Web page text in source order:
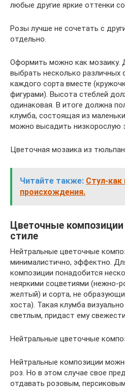
любые другие яркие оттенки
Розы лучше не сочетать с
отдельно.
Оформить можно как мозаику.
выбрать несколько различных
каждого сорта вместе
фигурами). Высота стеблей
одинаковая. В итоге должна
клумба, состоящая из
можно высадить низкорослую
Цветочная мозаика из
Читайте также: Стул-как
происхождения.
Цветочные
стиле
Нейтральные цветочные
минималистично, эффектно.
композиции понадобится
неяркими соцветиями (нежно-
желтый) и сорта, не
хоста). Такая клумба
светлым, придаст ему
Нейтральные цветочные
Нейтральные композиции
роз. Но в этом случае свое
отдавать розовым,